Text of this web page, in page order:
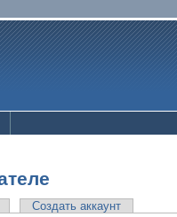
Создать аккаунт